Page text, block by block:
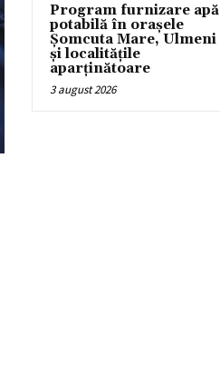
Program furnizare apă
potabilă în orașele
Șomcuta Mare, Ulmeni
și localitățile
aparținătoare
3 august 2026